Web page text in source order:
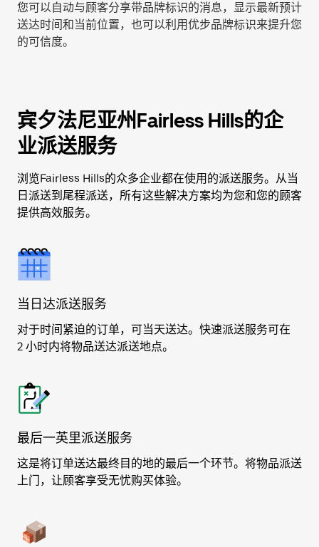
您可以自动与顾客分享带品牌标识的消息，显示最新预计
送达时间和当前位置，也可以利用优步品牌标识来提升您
的可信度。
宾夕法尼亚州Fairless Hills的企
业派送服务
浏览Fairless Hills的众多企业都在使用的派送服务。从当
日派送到尾程派送，所有这些解决方案均为您和您的顾客
提供高效服务。
当日达派送服务
对于时间紧迫的订单，可当天送达。快速派送服务可在
2 小时内将物品送达派送地点。
最后一英里派送服务
这是将订单送达最终目的地的最后一个环节。将物品派送
上门，让顾客享受无忧购买体验。